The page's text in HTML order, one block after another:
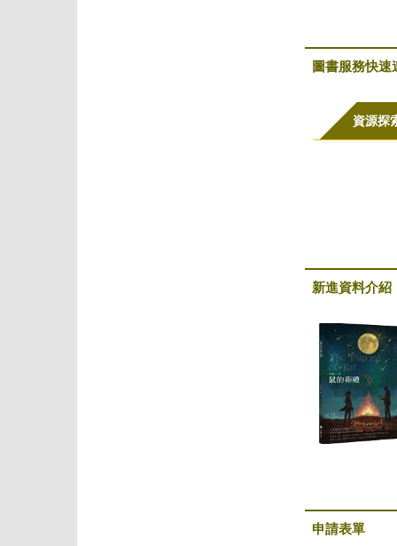
圖書服務快速
資源探
新進資料介紹
申請表單